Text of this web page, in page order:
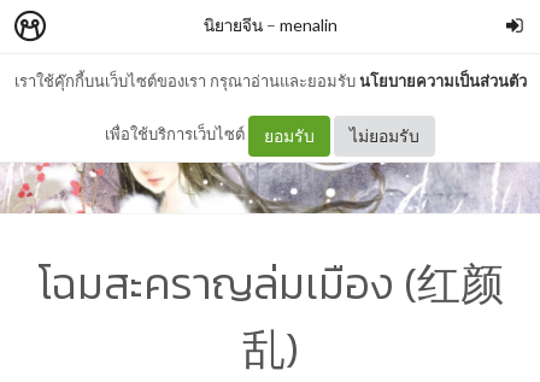
เราใช้คุ๊กกี้บนเว็บไซต์ของเรา กรุณาอ่านและยอมรับนโยบายความเป็นส่วนตัว
เพื่อใช้บริการเว็บไซต์ ยอมรับ ไม่ยอมรับ
นิยายจีน– menalin
โฉมสะคราญล่มเมือง (红颜
乱)